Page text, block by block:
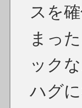
スを
まっ
ック
ハグ